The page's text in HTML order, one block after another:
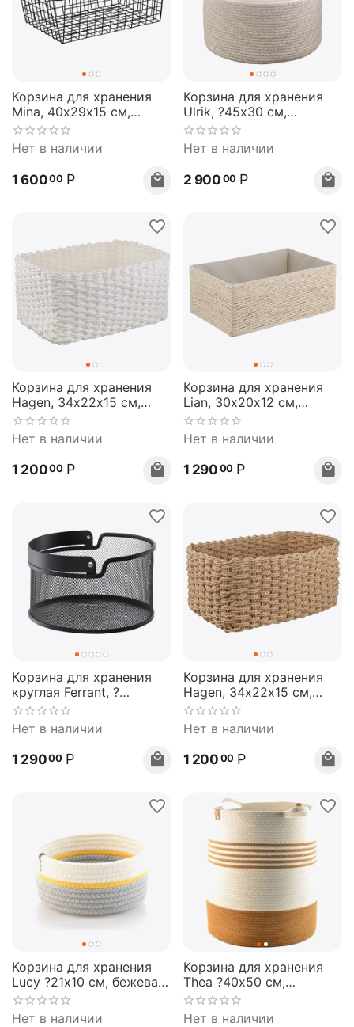
Корзина для хранения
Mina, 40х29х15 см,
черная, Bergenson Bjorn
Нет в наличии
1 60000 Р
Корзина для хранения
Ulrik, ?45х30 см,
кремовая/светло-
бежевая, Bergenson Bjorn
Нет в наличии
2 900 00 Р
Корзина для хранения
Hagen, 34х22х15 см,
белая, Bergenson Bjorn
Нет в наличии
1 20000 Р
Корзина для хранения
Lian, 30х20х12 см,
светло-бежевая,
Bergenson Bjorn
Нет в наличии
1 290 00 Р
Корзина для хранения
круглая Ferrant, ?
20,3х11,5 см, черная,
Bergenson Bjorn
Нет в наличии
1 29000 Р
Корзина для хранения
Hagen, 34х22х15 см,
бежевая, Bergenson Bjorn
Нет в наличии
1 200 00 Р
Корзина для хранения
Lucy ?21х10 см, бежевая/
серая, Bergenson Bjorn
Нет в наличии
Корзина для хранения
Thea ?40х50 см,
бежевая/горчичная,
Bergenson Bjorn
Нет в наличии